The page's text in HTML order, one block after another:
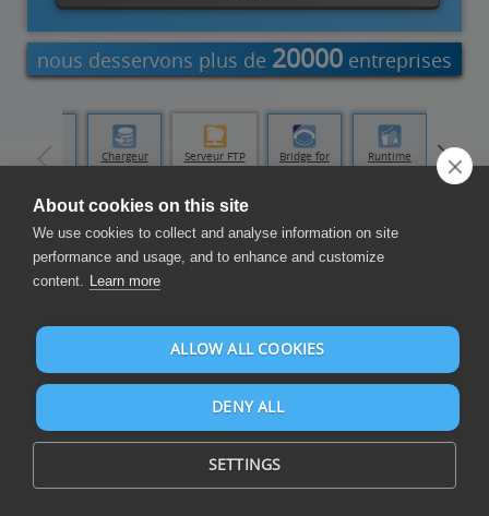
nous desservons plus de 20000 entreprises
Data
Replicator
Chargeur
de données
Serveur FTP
professionnel
Bridge for
Developers
Runtime
Échange de données
Échangez des données commerciales de manière automatisée
et fiable au sein des applications et entre elles pour une
intégration optimale des données
About cookies on this site
We use cookies to collect and analyse information on site
performance and usage, and to enhance and customize
content. Learn more
ALLOW ALL COOKIES
DENY ALL
SETTINGS